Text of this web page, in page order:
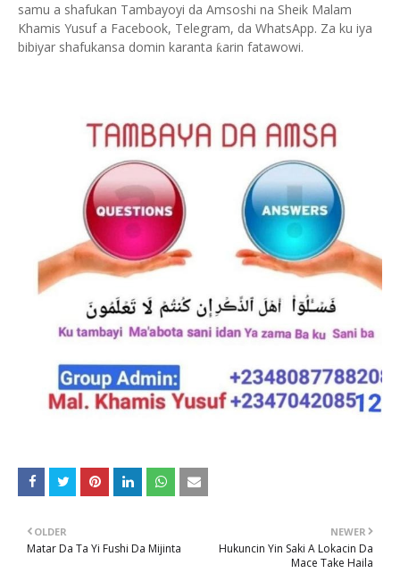
samu a shafukan Tambayoyi da Amsoshi na Sheik Malam
Khamis Yusuf a Facebook, Telegram, da WhatsApp. Za ku iya
bibiyar shafukansa domin karanta ƙarin fatawowi.
NEWER
Hukuncin Yin Saki A Lokacin Da
Mace Take Haila
OLDER
Matar Da Ta Yi Fushi Da Mijinta